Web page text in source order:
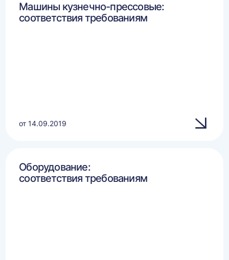
Машины кузнечно-прессовые:
соответствия требованиям
от 14.09.2019
Оборудование:
соответствия требованиям